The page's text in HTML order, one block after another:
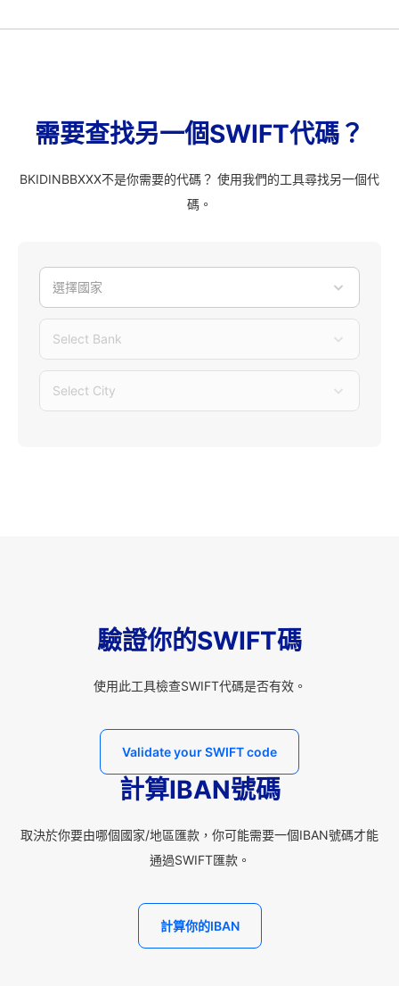
需要查找另一個SWIFT代碼？
BKIDINBBXXX不是你需要的代碼？ 使用我們的工具尋找另一個代
碼。
選擇國家
Select Bank
Select City
驗證你的SWIFT碼
使用此工具檢查SWIFT代碼是否有效。
Validate your SWIFT code
計算IBAN號碼
取決於你要由哪個國家/地區匯款，你可能需要一個IBAN號碼才能
通過SWIFT匯款。
計算你的IBAN